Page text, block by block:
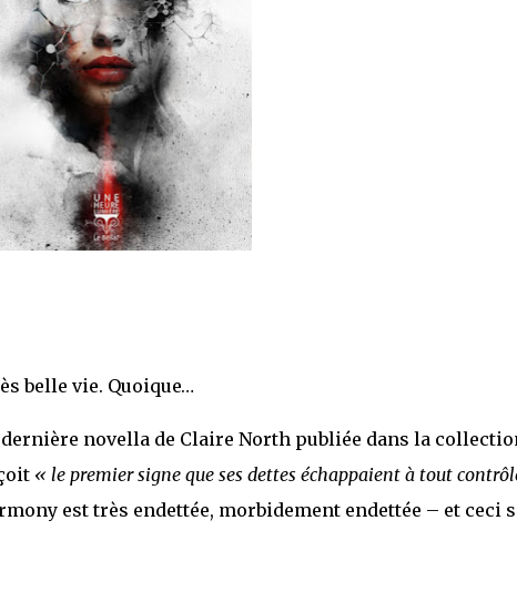
belle vie. Quoique…
novella de Claire North publiée dans la
« le premier signe que ses dettes échappaient à tout
est très endettée, morbidement endettée – et ceci